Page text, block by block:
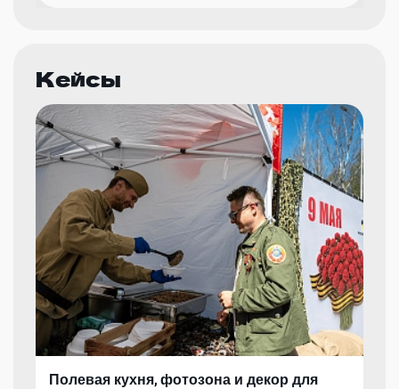
Кейсы
Полевая кухня, фотозона и декор для